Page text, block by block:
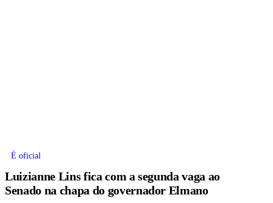
É oficial
Luizianne Lins fica com a segunda vaga ao
Senado na chapa do governador Elmano